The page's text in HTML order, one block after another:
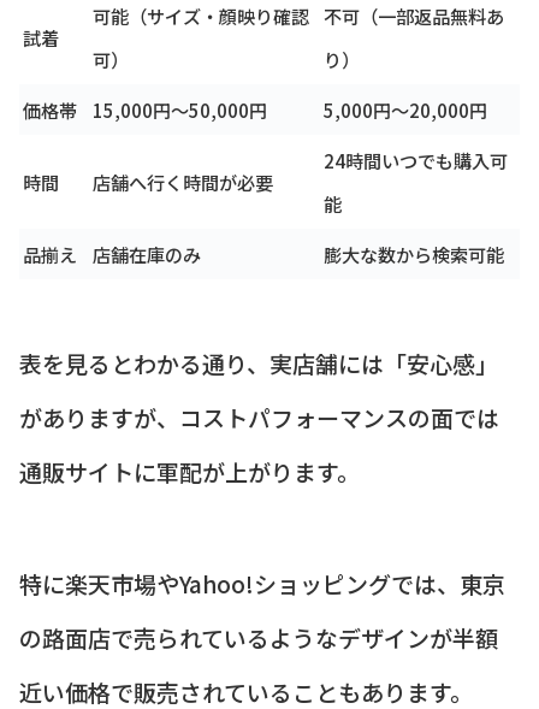
試着
可能（サイズ・顔映り確認
可）
不可（一部返品無料あ
り）
価格帯
15,000円〜50,000円 5,000円〜20,000円
時間 店舗へ行く時間が必要
24時間いつでも購入可
能
品揃え
店舗在庫のみ 膨大な数から検索可能
表を見るとわかる通り、実店舗には「安心感」
がありますが、コストパフォーマンスの面では
通販サイトに軍配が上がります。
特に楽天市場やYahoo!ショッピングでは、東京
の路面店で売られているようなデザインが半額
近い価格で販売されていることもあります。